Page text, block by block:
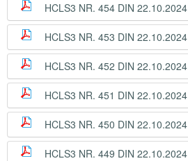
HCLS3 NR. 454 DIN 22.10.2024
HCLS3 NR. 453 DIN 22.10.2024
HCLS3 NR. 452 DIN 22.10.2024
HCLS3 NR. 451 DIN 22.10.2024
HCLS3 NR. 450 DIN 22.10.2024
HCLS3 NR. 449 DIN 22.10.2024